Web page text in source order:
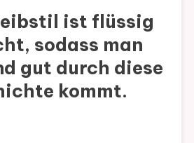
ist flüssig
sodass man
gut durch diese
kommt.